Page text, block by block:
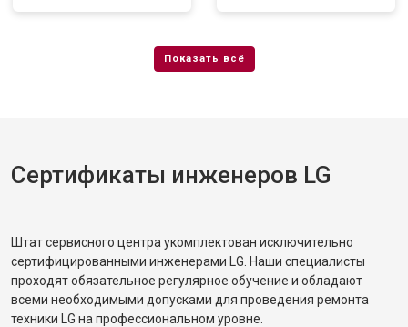
Сертификаты инженеров LG
Штат сервисного центра укомплектован исключительно
сертифицированными инженерами LG. Наши специалисты
проходят обязательное регулярное обучение и обладают
всеми необходимыми допусками для проведения ремонта
техники LG на профессиональном уровне.